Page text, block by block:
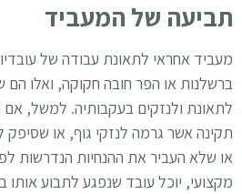
תביעה של המעביד
מעביד אחראי לתאונת עבודה של
ברשלנות או הפר חובה חקוקה, ואלו הם
לתאונת ולנזקים בעקבותיה. למשל,
תקינה אשר גרמה לנזקי גוף, או שסיפק
או שלא העביר את ההנחיות הנדרשות
מקצועי, יוכל עובד שנפגע לתבוע אותו